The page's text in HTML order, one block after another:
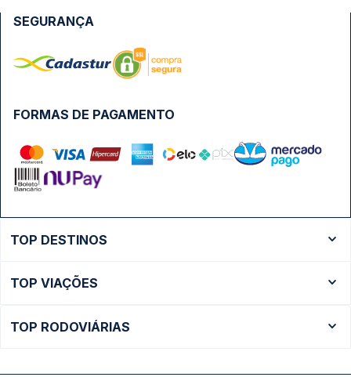
FORMAS DE PAGAMENTO
SEGURANÇA
TOP DESTINOS
Ônibus São Paulo
TOP VIAÇÕES
TOP RODOVIÁRIAS